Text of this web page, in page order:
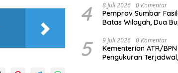
4 8 Juli 2026 0 Komentar
Pemprov Sumbar
Batas Wilayah, Dua
5 9 Juli 2026 0 Komentar
Kementerian ATR/
Pengukuran